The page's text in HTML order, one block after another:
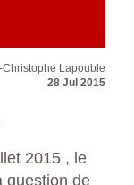
Christophe Lapouble
28 Jul 2015
2015 , le
question de